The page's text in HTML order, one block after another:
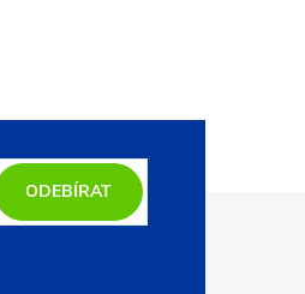
ODEBÍRAT